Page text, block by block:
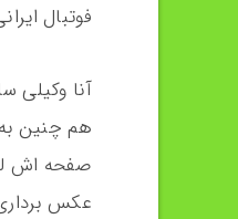
فوتبال
آنا وکیلی
هم چنین
صفحه اش
عکس